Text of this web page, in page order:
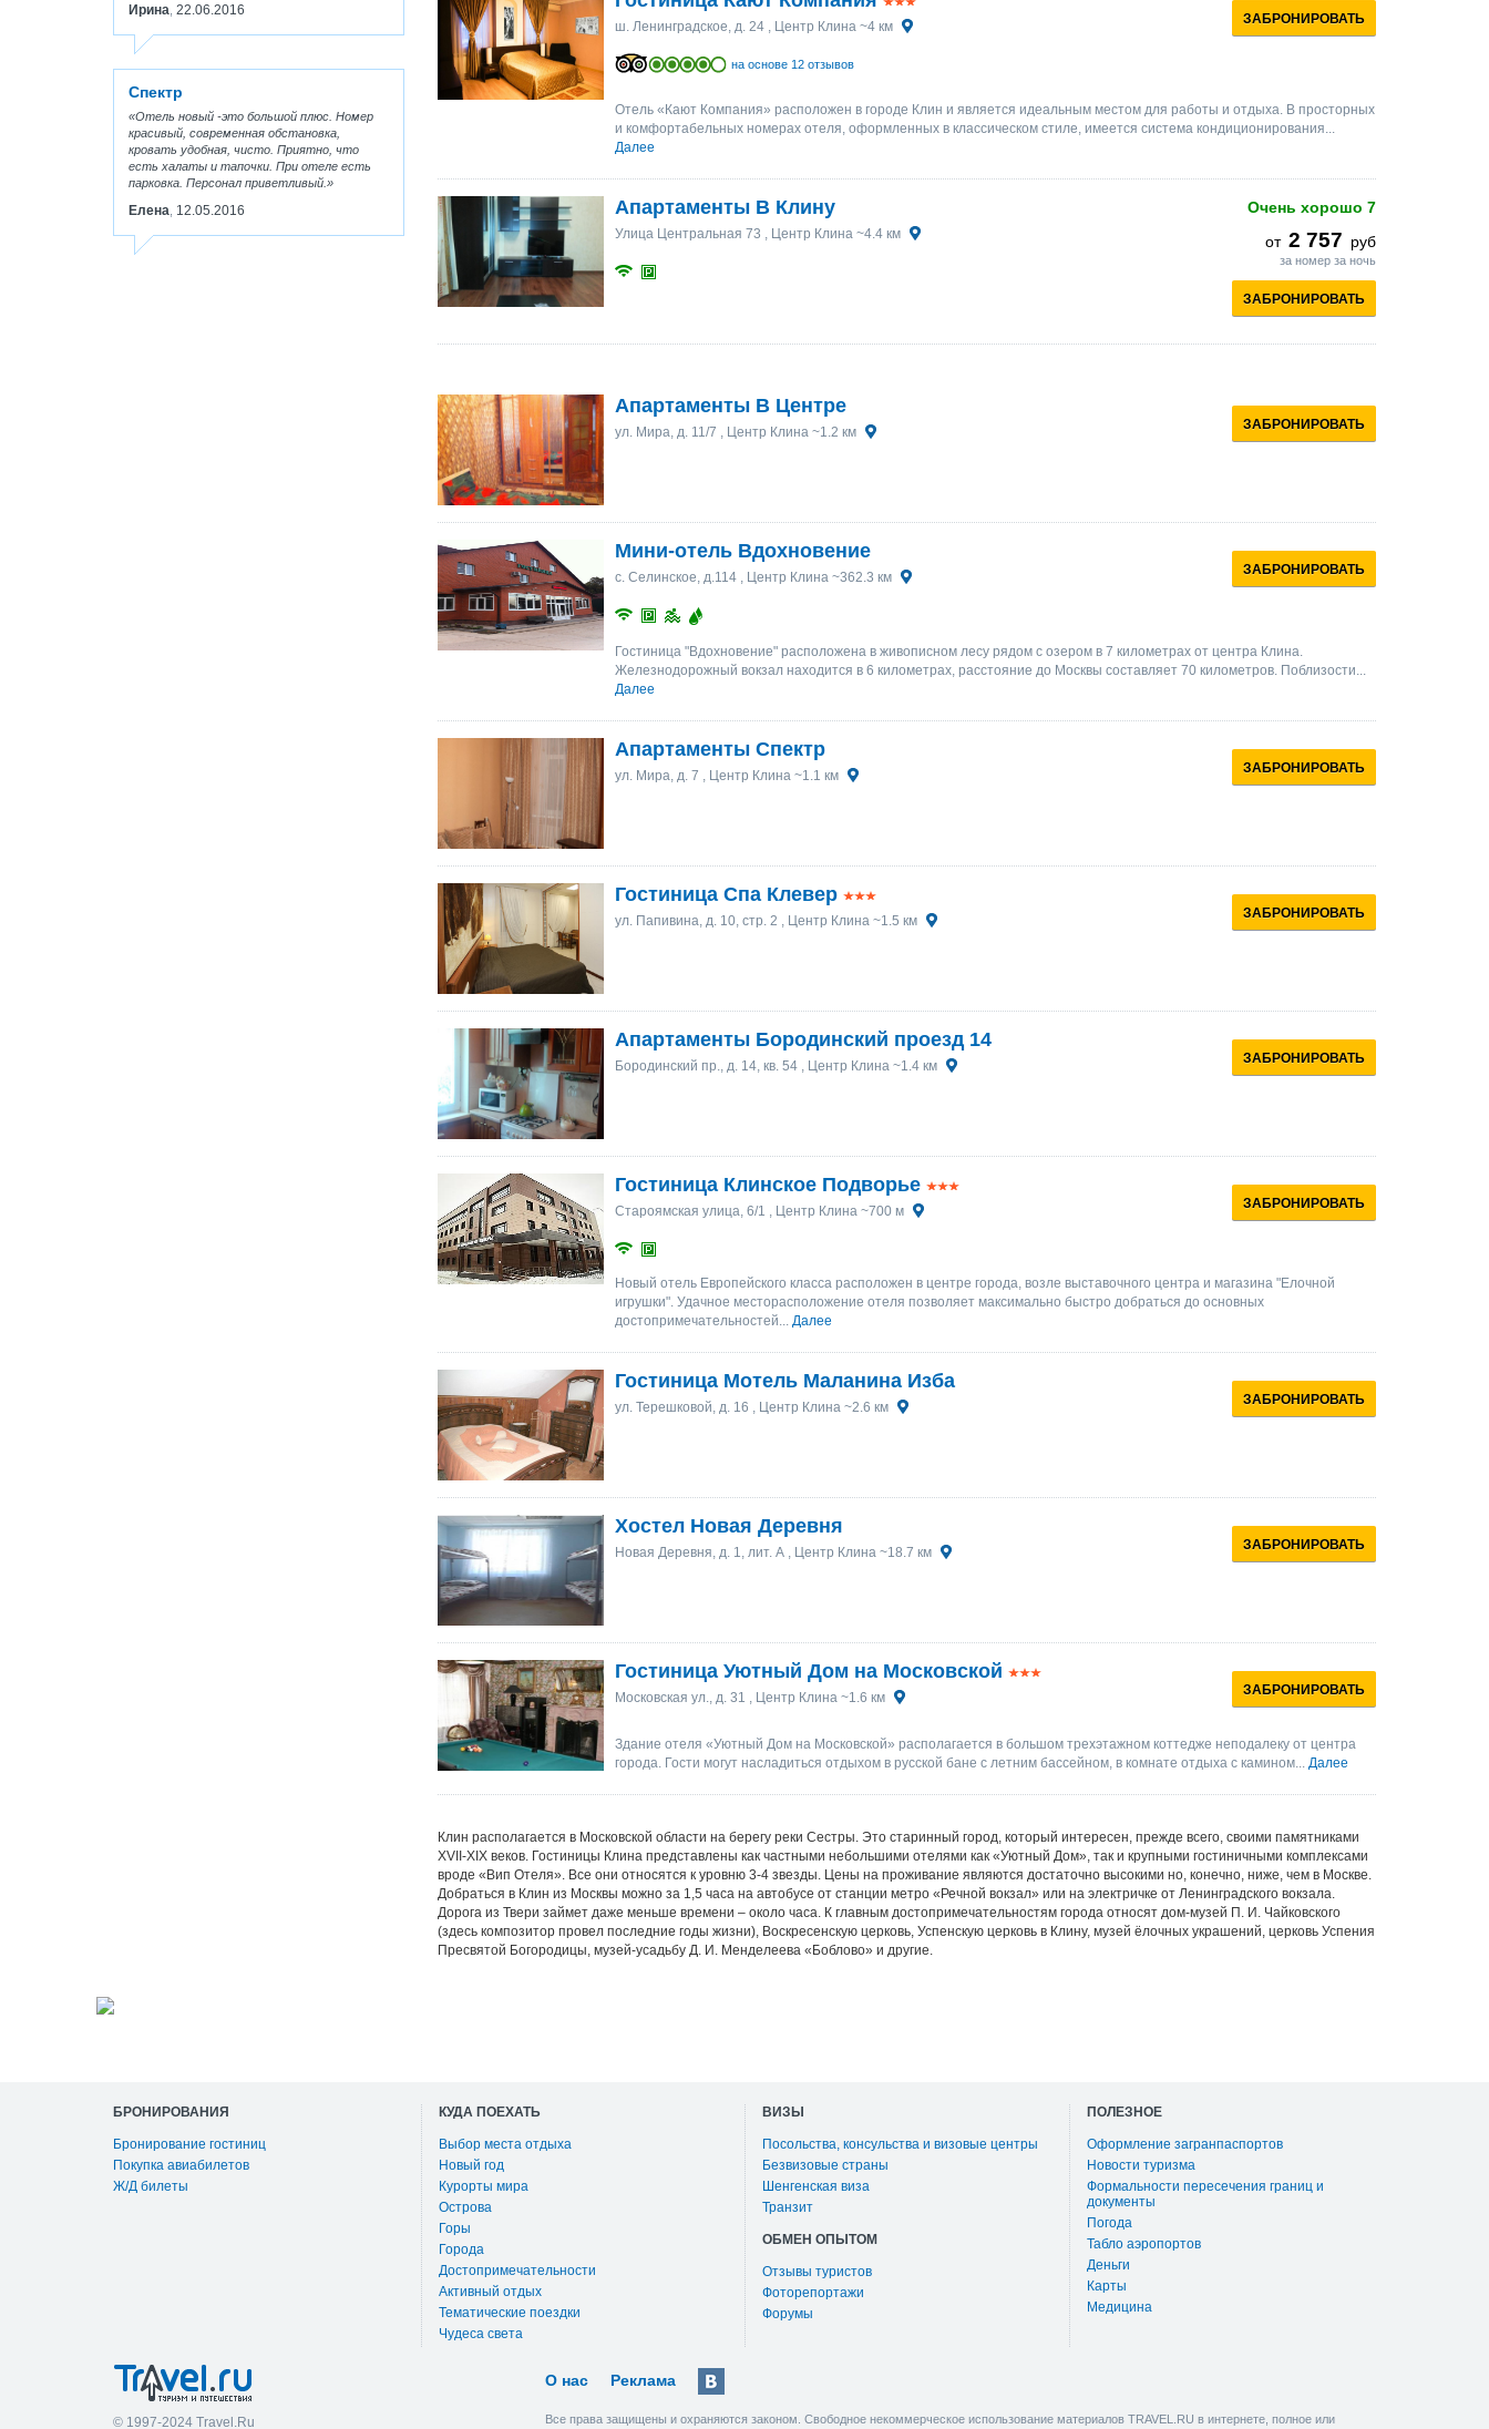
Ирина 22.06.2016
Спектр
Отель новый -это большой плюс. Номер
красивый, современная обстановка,
кровать удобная, чисто. Приятно, что
есть халаты и тапочки. При отеле есть
парковка. Персонал приветливый.
Елена 12.05.2016
ЗАБРОНИРОВАТЬ
ш. Ленинградское, д. 24, Центр Клина ~4 км
на основе 12 отзывов
Отель «Кают Компания» расположен в городе Клин и является идеальным местом для работы и отдыха. В просторных
и комфортабельных номерах отеля, оформленных в классическом стиле, имеется система кондиционирования...
Далее
Очень хорошо 7
от 2 757 руб
за номер за ночь
ЗАБРОНИРОВАТЬ
Апартаменты В Клину
Улица Центральная 73 , Центр Клина ~4.4 км
ЗАБРОНИРОВАТЬ
Апартаменты В Центре
ул. Мира, д. 11/7 , Центр Клина ~1.2 км
ЗАБРОНИРОВАТЬ
Мини-отель Вдохновение
с. Селинское, д.114, Центр Клина ~362.3 км
Гостиница "Вдохновение" расположена в живописном лесу рядом с озером в 7 километрах от центра Клина.
Железнодорожный вокзал находится в 6 километрах, расстояние до Москвы составляет 70 километров. Поблизости...
Далее
ЗАБРОНИРОВАТЬ
Апартаменты Спектр
ул. Мира, д. 7 , Центр Клина ~1.1 км
ЗАБРОНИРОВАТЬ
Гостиница Cпа Клевер
ул. Папивина, д. 10, стр. 2 , Центр Клина ~1.5 км
ЗАБРОНИРОВАТЬ
Апартаменты Бородинский проезд 14
Бородинский пр., д. 14, кв. 54, Центр Клина ~1.4 км
ЗАБРОНИРОВАТЬ
Гостиница Клинское Подворье
Староямская улица, 6/1 , Центр Клина ~700 м
Новый отель Европейского класса расположен в центре города, возле выставочного центра и магазина "Елочной
игрушки". Удачное месторасположение отеля позволяет максимально быстро добраться до основных
достопримечательностей... Далее
ЗАБРОНИРОВАТЬ
Гостиница Мотель Маланина Изба
ул. Терешковой, д. 16 , Центр Клина ~2.6 км
ЗАБРОНИРОВАТЬ
Хостел Новая Деревня
Новая Деревня, д. 1, лит. А, Центр Клина ~18.7 км
ЗАБРОНИРОВАТЬ
Гостиница Уютный Дом на Московской
Московская ул., д. 31 , Центр Клина ~1.6 км
Здание отеля «Уютный Дом на Московской» располагается в большом трехэтажном коттедже неподалеку от центра
города. Гости могут насладиться отдыхом в русской бане с летним бассейном, в комнате отдыха с камином... Далее
Клин располагается в Московской области на берегу реки Сестры. Это старинный город, который интересен, прежде всего, своими памятниками
XVII-XIX веков. Гостиницы Клина представлены как частными небольшими отелями как «Уютный Дом», так и крупными гостиничными комплексами
вроде «Вип Отеля». Все они относятся к уровню 3-4 звезды. Цены на проживание являются достаточно высокими но, конечно, ниже, чем в Москве.
Добраться в Клин из Москвы можно за 1,5 часа на автобусе от станции метро «Речной вокзал» или на электричке от Ленинградского вокзала.
Дорога из Твери займет даже меньше времени – около часа. К главным достопримечательностям города относят дом-музей П. И. Чайковского
(здесь композитор провел последние годы жизни), Воскресенскую церковь, Успенскую церковь в Клину, музей ёлочных украшений, церковь Успения
Пресвятой Богородицы, музей-усадьбу Д. И. Менделеева «Боблово» и другие.
БРОНИРОВАНИЯ
Бронирование гостиниц
Покупка авиабилетов
Ж/Д билеты
КУДА ПОЕХАТЬ
Выбор места отдыха
Новый год
Курорты мира
Острова
Горы
Города
Достопримечательности
Активный отдых
Тематические поездки
Чудеса света
ВИЗЫ
Посольства, консульства и визовые центры
Безвизовые страны
Шенгенская виза
Транзит
ОБМЕН ОПЫТОМ
Отзывы туристов
Фоторепортажи
Форумы
ПОЛЕЗНОЕ
Оформление загранпаспортов
Новости туризма
Формальности пересечения границ и
документы
Погода
Табло аэропортов
Деньги
Карты
Медицина
© 1997-2024 Travel.Ru
О нас Реклама
Все права защищены и охраняются законом. Свободное некоммерческое использование материалов TRAVEL.RU в интернете, полное или